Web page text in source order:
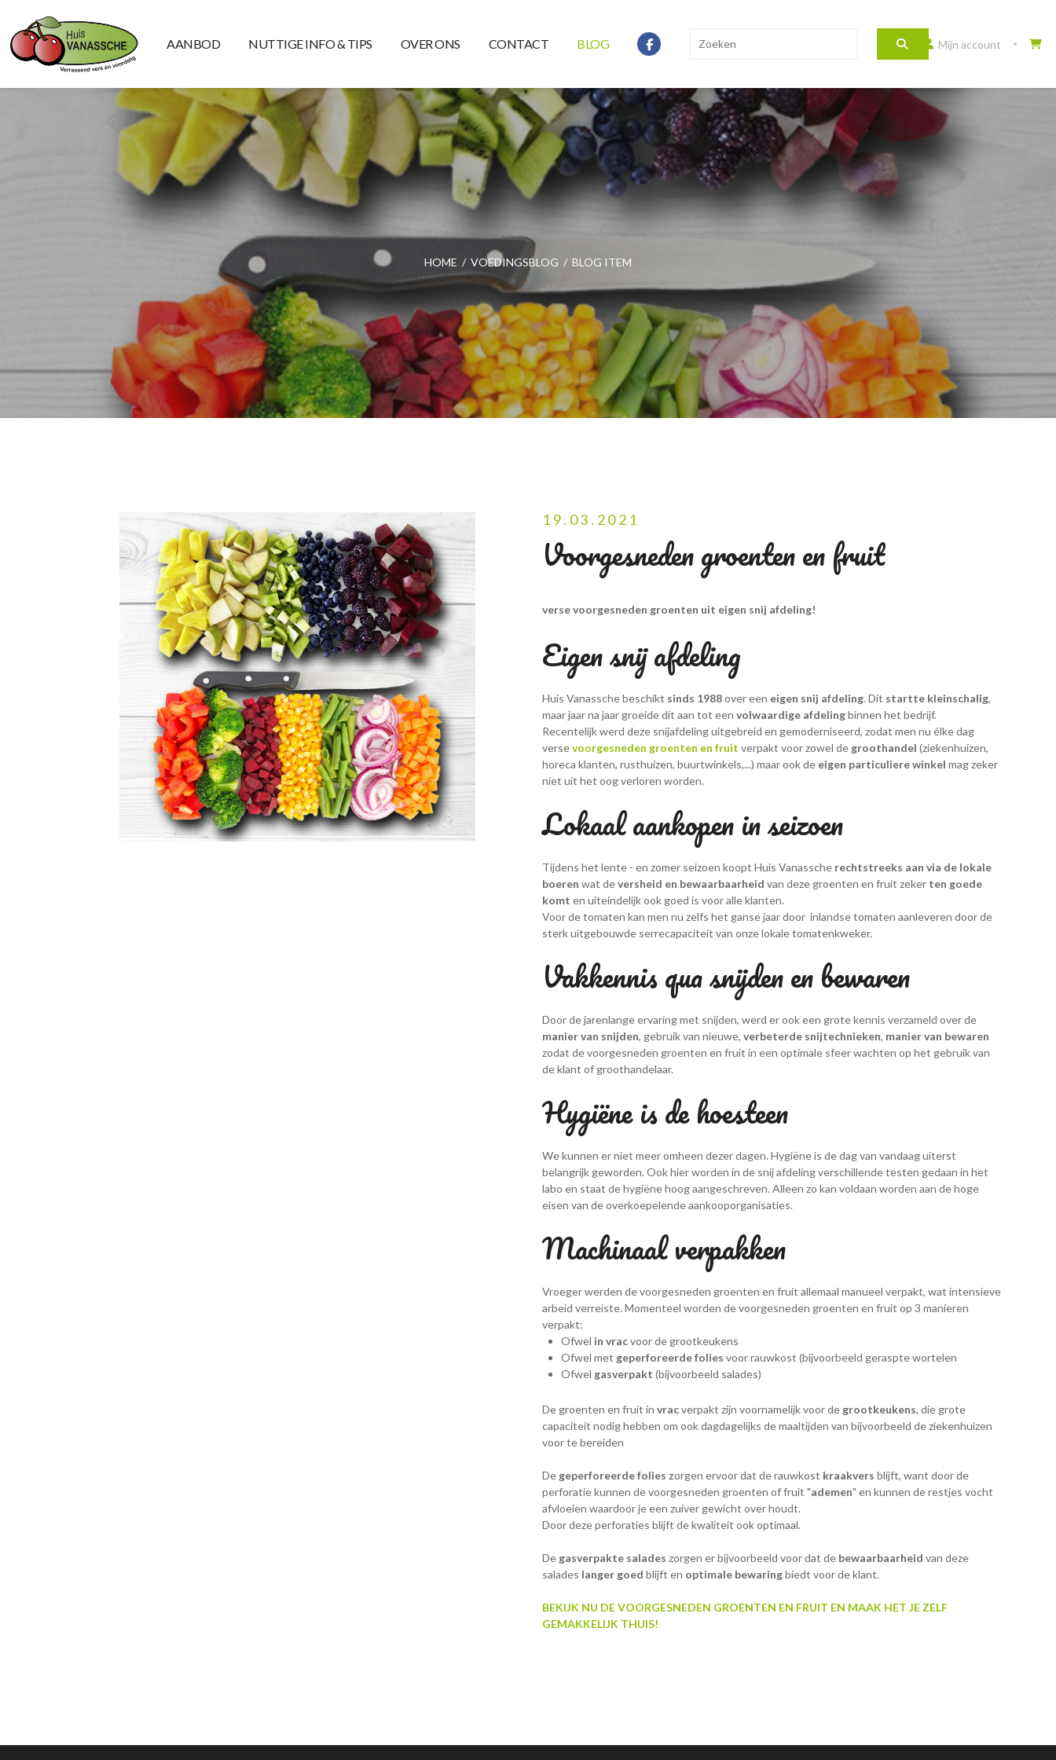
AANBOD NUTTIGE INFO & TIPS OVER ONS CONTACT BLOG Mijn account
HOME / VOEDINGSBLOG / BLOG ITEM
19.03.2021
Voorgesneden groenten en fruit
verse voorgesneden groenten uit eigen snij afdeling!
Eigen snij afdeling
Huis Vanassche beschikt sinds 1988over een eigen snij afdeling. Dit startte kleinschalig,
maar jaar na jaar groeide dit aan tot een volwaardige afdelingbinnen het bedrijf.
Recentelijk werd deze snijafdeling uitgebreid en gemoderniseerd, zodat men nu élke dag
versevoorgesneden groenten en fruit verpakt voor zowel de groothandel (ziekenhuizen,
horeca klanten, rusthuizen, buurtwinkels,...) maar ook de eigen particuliere winkel mag zeker
niet uit het oog verloren worden.
Lokaal aankopen in seizoen
Tijdens het lente - en zomer seizoen koopt Huis Vanassche rechtstreeks aan via de lokale
boeren wat deversheid en bewaarbaarheid van deze groenten en fruit zeker ten goede
komt en uiteindelijk ook goed is voor alle klanten.
Voor de tomaten kan men nu zelfs het ganse jaar door inlandse tomaten aanleveren door de
sterk uitgebouwde serrecapaciteit van onze lokale tomatenkweker.
Vakkennis qua snijden en bewaren
Door de jarenlange ervaring met snijden, werd er ook een grote kennis verzameld over de
manier van snijden, gebruik van nieuwe, verbeterde snijtechnieken, manier van bewaren
zodat de voorgesneden groenten en fruit in een optimale sfeer wachten op het gebruik van
de klant of groothandelaar.
Hygiëne is de hoesteen
We kunnen er niet meer omheen dezer dagen. Hygiëne is de dag van vandaag uiterst
belangrijk geworden. Ook hier worden in de snij afdeling verschillende testen gedaan in het
labo en staat de hygiëne hoog aangeschreven. Alleen zo kan voldaan worden aan de hoge
eisen van de overkoepelende aankooporganisaties.
Machinaal verpakken
Vroeger werden de voorgesneden groenten en fruit allemaal manueel verpakt, wat intensieve
arbeid verreiste. Momenteel worden de voorgesneden groenten en fruit op 3 manieren
verpakt:
Ofwel in vracvoor de grootkeukens
Ofwel met geperforeerde folies voor rauwkost (bijvoorbeeld geraspte wortelen
Ofwel gasverpakt (bijvoorbeeld salades)
De groenten en fruit in vracverpakt zijn voornamelijk voor de grootkeukens, die grote
capaciteit nodig hebben om ook dagdagelijks de maaltijden van bijvoorbeeld de ziekenhuizen
voor te bereiden
De geperforeerde folies zorgen ervoor dat de rauwkost kraakvers blijft, want door de
perforatie kunnen de voorgesneden groenten of fruit "ademen" en kunnen de restjes vocht
afvloeien waardoor je een zuiver gewicht over houdt.
Door deze perforaties blijft de kwaliteit ook optimaal.
De gasverpakte salades zorgen er bijvoorbeeld voor dat de bewaarbaarheid van deze
salades langer goed blijft en optimale bewaringbiedt voor de klant.
BEKIJK NU DE VOORGESNEDEN GROENTEN EN FRUIT EN MAAK HET JE ZELF
GEMAKKELIJK THUIS!